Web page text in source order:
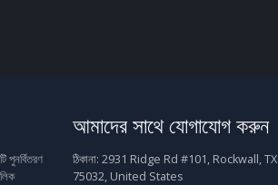
আমাদের সাথে যোগাযোগ করুন
ঠিকানা: 2931 Ridge Rd #101, Rockwall, TX
75032, United States